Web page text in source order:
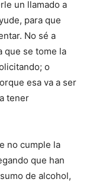
un llamado a
para que
No sé a
que se tome la
o
esa va a ser
tener
no cumple la
que han
de alcohol,